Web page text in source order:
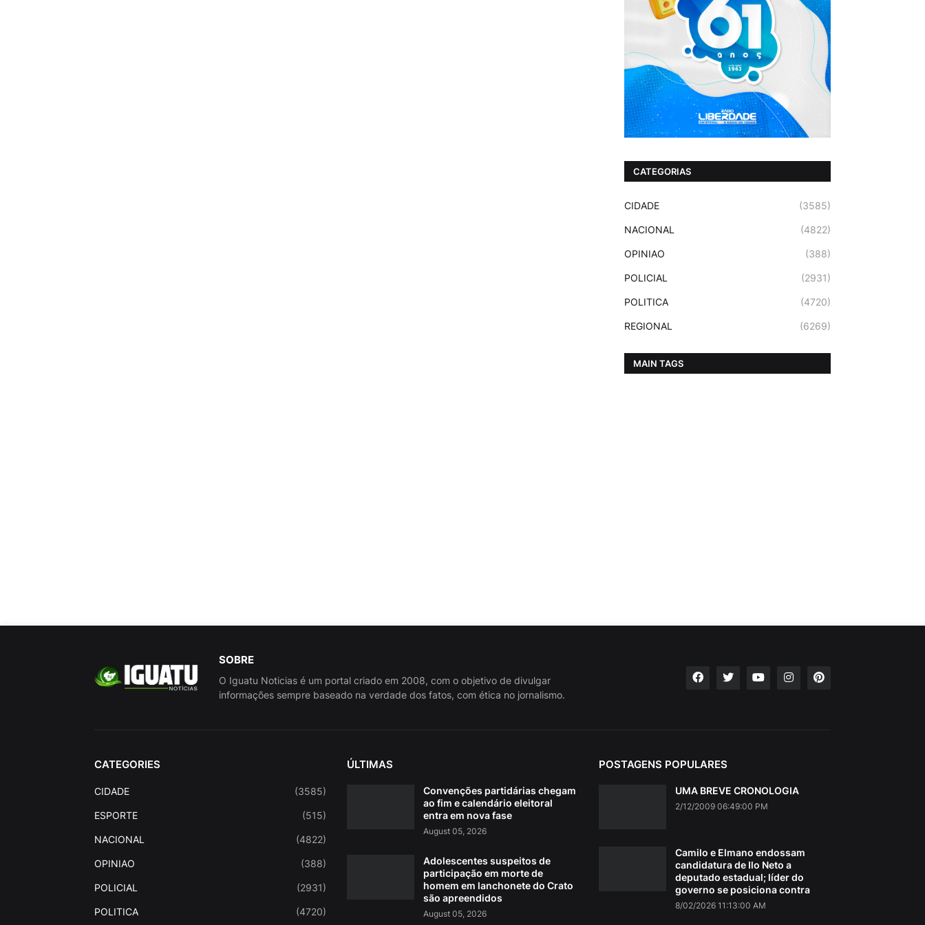
CATEGORIAS
CIDADE (3585)
NACIONAL (4822)
OPINIAO (388)
POLICIAL (2931)
POLITICA (4720)
REGIONAL (6269)
MAIN TAGS
SOBRE
O Iguatu Noticias é um portal criado em 2008, com o objetivo de divulgar
informações sempre baseado na verdade dos fatos, com ética no jornalismo.
CATEGORIES
CIDADE (3585)
ESPORTE (515)
NACIONAL (4822)
OPINIAO (388)
POLICIAL (2931)
POLITICA (4720)
ÚLTIMAS
Convenções partidárias chegam
ao fim e calendário eleitoral
entra em nova fase
August 05, 2026
Adolescentes suspeitos de
participação em morte de
homem em lanchonete do Crato
são apreendidos
August 05, 2026
POSTAGENS POPULARES
UMA BREVE CRONOLOGIA
2/12/2009 06:49:00 PM
Camilo e Elmano endossam
candidatura de Ilo Neto a
deputado estadual; líder do
governo se posiciona contra
8/02/2026 11:13:00 AM